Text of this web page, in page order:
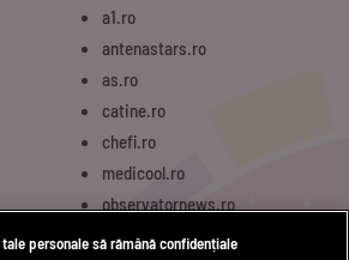
a1.ro
antenastars.ro
as.ro
catine.ro
chefi.ro
medicool.ro
observatornews.ro
spynews.ro
personale să rămână confidențiale